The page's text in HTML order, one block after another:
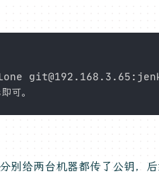
给两台机器都传了公钥，后